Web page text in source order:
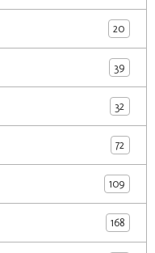
20
39
32
72
109
168